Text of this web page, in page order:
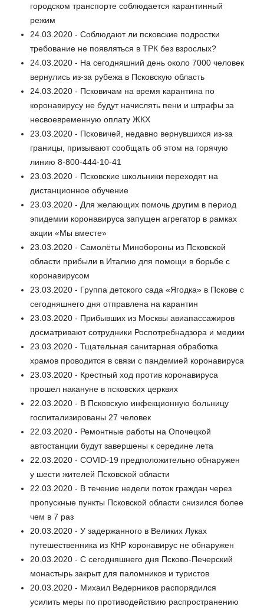
городском транспорте соблюдается карантинный
режим
24.03.2020 - Соблюдают ли псковские подростки
требование не появляться в ТРК без взрослых?
24.03.2020 - На сегодняшний день около 7000 человек
вернулись из-за рубежа в Псковскую область
24.03.2020 - Псковичам на время карантина по
коронавирусу не будут начислять пени и штрафы за
несвоевременную оплату ЖКХ
23.03.2020 - Псковичей, недавно вернувшихся из-за
границы, призывают сообщать об этом на горячую
линию 8-800-444-10-41
23.03.2020 - Псковские школьники переходят на
дистанционное обучение
23.03.2020 - Для желающих помочь другим в период
эпидемии коронавируса запущен агрегатор в рамках
акции «Мы вместе»
23.03.2020 - Самолёты Минобороны из Псковской
области прибыли в Италию для помощи в борьбе с
коронавирусом
23.03.2020 - Группа детского сада «Ягодка» в Пскове с
сегодняшнего дня отправлена на карантин
23.03.2020 - Прибывших из Москвы авиапассажиров
досматривают сотрудники Роспотребнадзора и медики
23.03.2020 - Тщательная санитарная обработка
храмов проводится в связи с пандемией коронавируса
23.03.2020 - Крестный ход против коронавируса
прошел накануне в псковских церквях
22.03.2020 - В Псковскую инфекционную больницу
госпитализированы 27 человек
22.03.2020 - Ремонтные работы на Опочецкой
автостанции будут завершены к середине лета
22.03.2020 - COVID-19 предположительно обнаружен
у шести жителей Псковской области
22.03.2020 - В течение недели поток граждан через
пропускные пункты Псковской области снизился более
чем в 7 раз
20.03.2020 - У задержанного в Великих Луках
путешественника из КНР коронавирус не обнаружен
20.03.2020 - С сегодняшнего дня Псково-Печерский
монастырь закрыт для паломников и туристов
20.03.2020 - Михаил Ведерников распорядился
усилить меры по противодействию распространению